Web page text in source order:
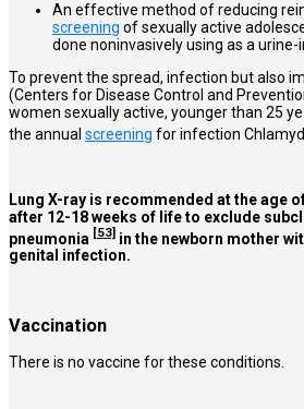
An effective method of reducing
screening of sexually active
done noninvasively using as a
To prevent the spread, infection but also
(Centers for Disease Control and
women sexually active, younger than 25
the annual screening for infection
Lung X-ray is recommended at the age
after 12-18 weeks of life to exclude
pneumonia [53] in the newborn mother
genital infection.
Vaccination
There is no vaccine for these conditions.